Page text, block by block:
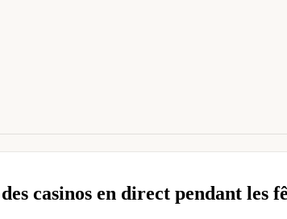
casinos en direct pendant les